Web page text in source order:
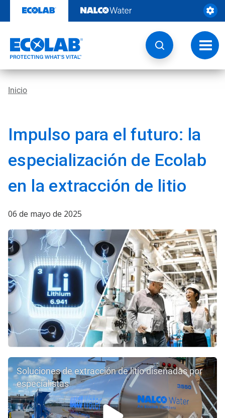
contenido
Botón
de
Inicio
Impulso para el futuro: la
especialización de Ecolab
en la extracción de litio
06 de mayo de 2025
Soluciones de extracción de litio diseñadas por
especialistas